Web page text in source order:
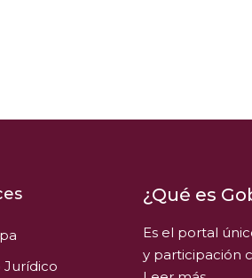
Jurídico
¿Qué es
Es el portal
y participación